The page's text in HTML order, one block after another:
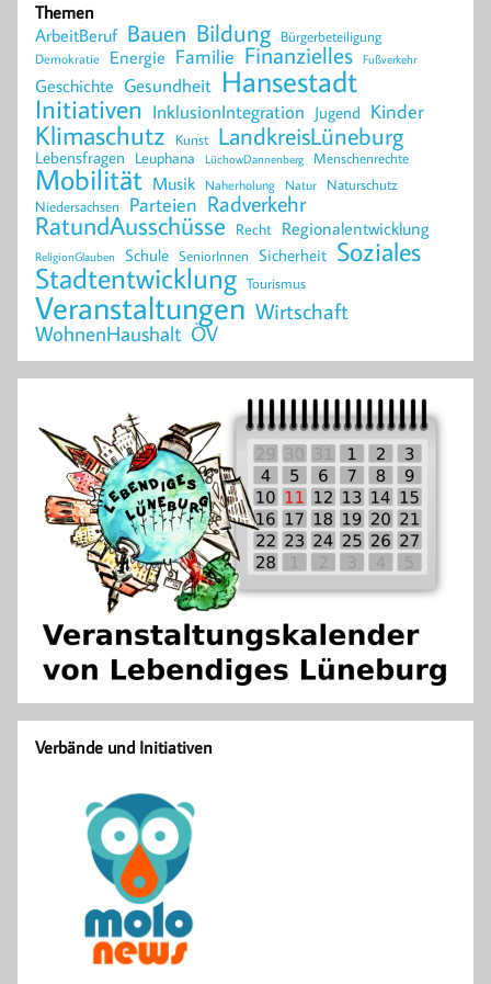
Themen
ArbeitBeruf Bauen Bildung Bürgerbeteiligung
Demokratie Energie Familie Finanzielles Fußverkehr
Geschichte Gesundheit Hansestadt
Initiativen InklusionIntegration Jugend Kinder
Klimaschutz Kunst LandkreisLüneburg
Lebensfragen Leuphana LüchowDannenberg Menschenrechte
Mobilität Musik Naherholung Natur Naturschutz
Niedersachsen Parteien Radverkehr
RatundAusschüsse Recht Regionalentwicklung
ReligionGlauben Schule SeniorInnen Sicherheit Soziales
Stadtentwicklung Tourismus
Veranstaltungen Wirtschaft
WohnenHaushalt ÖV
Verbände und Initiativen